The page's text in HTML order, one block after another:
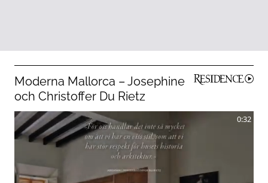
Moderna Mallorca – Josephine
och Christoffer Du Rietz
0:32